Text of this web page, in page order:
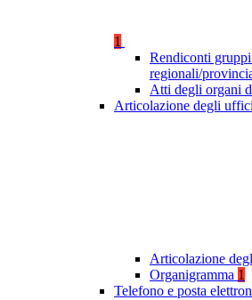
1
Rendiconti
regionali/
Atti degli organi
Articolazione degli uffici
Articolazione
Organigramma 1
Telefono e posta